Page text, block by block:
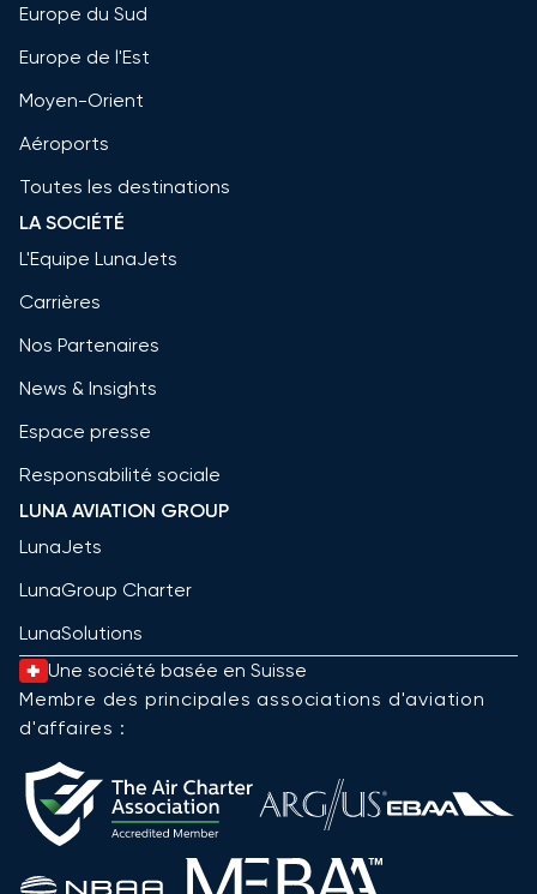
Europe du Sud
Europe de l'Est
Moyen-Orient
Aéroports
Toutes les destinations
LA SOCIÉTÉ
L'Equipe LunaJets
Carrières
Nos Partenaires
News & Insights
Espace presse
Responsabilité sociale
LUNA AVIATION GROUP
LunaJets
LunaGroup Charter
LunaSolutions
Une société basée en Suisse
Membre des principales associations d'aviation
d'affaires :